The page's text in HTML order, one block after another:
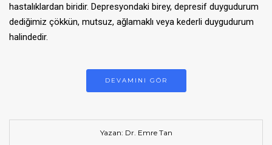
hastalıklardan biridir. Depresyondaki birey, depresif duygudurum
dediğimiz çökkün, mutsuz, ağlamaklı veya kederli duygudurum
halindedir.
DEVAMINI GÖR
Yazan: Dr. Emre Tan